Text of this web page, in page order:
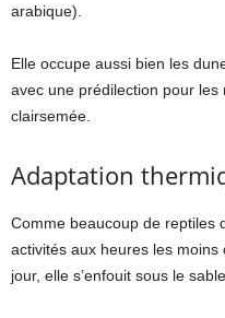
arabique).
Elle occupe aussi bien les
avec une prédilection pour
clairsemée.
Adaptation
Comme beaucoup de reptiles
activités aux heures les
jour, elle s’enfouit sous le